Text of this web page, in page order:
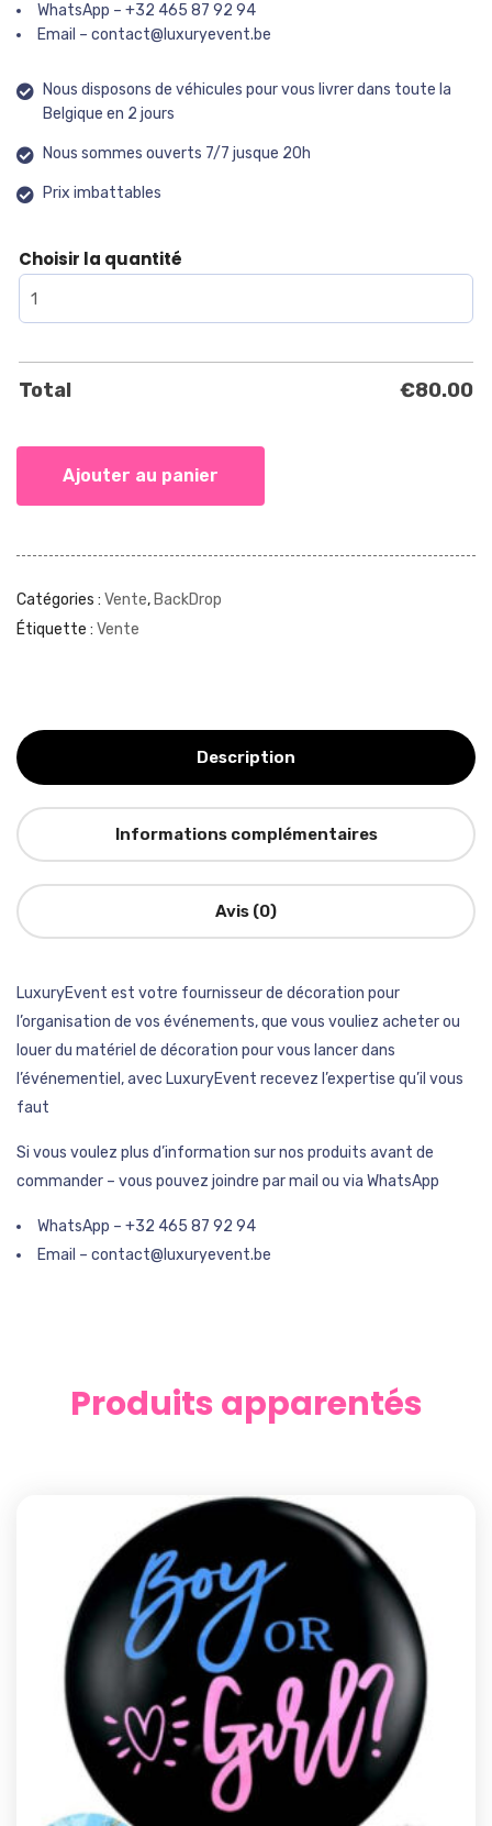
WhatsApp – +32 465 87 92 94
Email – contact@luxuryevent.be
Nous disposons de véhicules pour vous livrer dans toute la
Belgique en 2 jours
Nous sommes ouverts 7/7 jusque 20h
Prix imbattables
Choisir la quantité
Total €80.00
Ajouter au panier
Catégories : Vente, BackDrop
Étiquette : Vente
Description
Informations complémentaires
Avis (0)
LuxuryEvent est votre fournisseur de décoration pour
l’organisation de vos événements, que vous vouliez acheter ou
louer du matériel de décoration pour vous lancer dans
l’événementiel, avec LuxuryEvent recevez l’expertise qu’il vous
faut
Si vous voulez plus d’information sur nos produits avant de
commander – vous pouvez joindre par mail ou via WhatsApp
WhatsApp – +32 465 87 92 94
Email – contact@luxuryevent.be
Produits apparentés